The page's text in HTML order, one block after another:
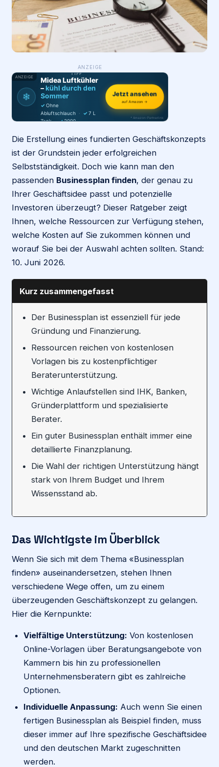
Login
ANZEIGE
ANZEIGE
❄
PRODUKT-
TIPP
Midea Luftkühler
–kühl durch den
Sommer
✓ Ohne
Abluftschlauch · ✓ 7 L
Tank · ✓2000
Jetzt ansehen
auf Amazon →
* Amazon-Partnerlink
Die Erstellung eines fundierten Geschäftskonzepts
ist der Grundstein jeder erfolgreichen
Selbstständigkeit. Doch wie kann man den
passenden Businessplan finden, der genau zu
Ihrer Geschäftsidee passt und potenzielle
Investoren überzeugt? Dieser Ratgeber zeigt
Ihnen, welche Ressourcen zur Verfügung stehen,
welche Kosten auf Sie zukommen können und
worauf Sie bei der Auswahl achten sollten. Stand:
10. Juni 2026.
Kurz zusammengefasst
Der Businessplan ist essenziell für jede
Gründung und Finanzierung.
Ressourcen reichen von kostenlosen
Vorlagen bis zu kostenpflichtiger
Beraterunterstützung.
Wichtige Anlaufstellen sind IHK, Banken,
Gründerplattform und spezialisierte
Berater.
Ein guter Businessplan enthält immer eine
detaillierte Finanzplanung.
Die Wahl der richtigen Unterstützung hängt
stark von Ihrem Budget und Ihrem
Wissensstand ab.
Das Wichtigste im Überblick
Wenn Sie sich mit dem Thema «Businessplan
finden» auseinandersetzen, stehen Ihnen
verschiedene Wege offen, um zu einem
überzeugenden Geschäftskonzept zu gelangen.
Hier die Kernpunkte:
Vielfältige Unterstützung: Von kostenlosen
Online-Vorlagen über Beratungsangebote von
Kammern bis hin zu professionellen
Unternehmensberatern gibt es zahlreiche
Optionen.
Individuelle Anpassung: Auch wenn Sie einen
fertigen Businessplan als Beispiel finden, muss
dieser immer auf Ihre spezifische Geschäftsidee
und den deutschen Markt zugeschnitten
werden.